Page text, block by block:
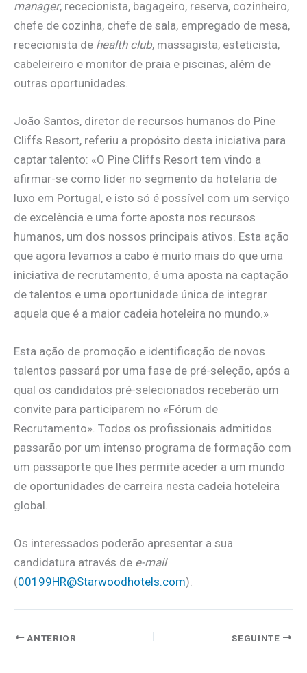
manager, rececionista, bagageiro, reserva, cozinheiro,
chefe de cozinha, chefe de sala, empregado de mesa,
rececionista de health club, massagista, esteticista,
cabeleireiro e monitor de praia e piscinas, além de
outras oportunidades.
João Santos, diretor de recursos humanos do Pine
Cliffs Resort, referiu a propósito desta iniciativa para
captar talento: «O Pine Cliffs Resort tem vindo a
afirmar-se como líder no segmento da hotelaria de
luxo em Portugal, e isto só é possível com um serviço
de excelência e uma forte aposta nos recursos
humanos, um dos nossos principais ativos. Esta ação
que agora levamos a cabo é muito mais do que uma
iniciativa de recrutamento, é uma aposta na captação
de talentos e uma oportunidade única de integrar
aquela que é a maior cadeia hoteleira no mundo.»
Esta ação de promoção e identificação de novos
talentos passará por uma fase de pré-seleção, após a
qual os candidatos pré-selecionados receberão um
convite para participarem no «Fórum de
Recrutamento». Todos os profissionais admitidos
passarão por um intenso programa de formação com
um passaporte que lhes permite aceder a um mundo
de oportunidades de carreira nesta cadeia hoteleira
global.
Os interessados poderão apresentar a sua
candidatura através de e-mail
(00199HR@Starwoodhotels.com).
ANTERIOR SEGUINTE